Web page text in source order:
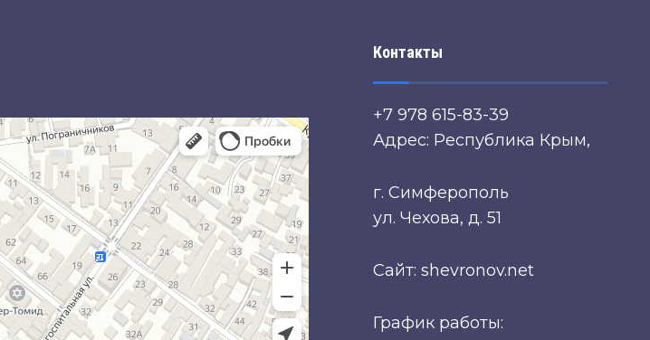
Контакты
+7 978 615-83-39
Адрес: Республика Крым,
г. Симферополь
ул. Чехова, д. 51
Сайт: shevronov.net
График работы: